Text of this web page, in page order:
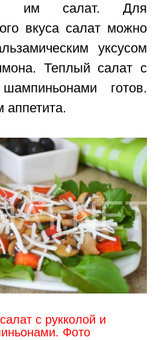
им салат. Для
вкуса салат можно
уксусом
Теплый салат с
готов.
аппетита.
с рукколой и
Фото